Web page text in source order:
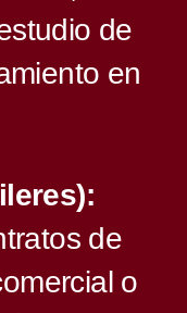
de
en
de
o